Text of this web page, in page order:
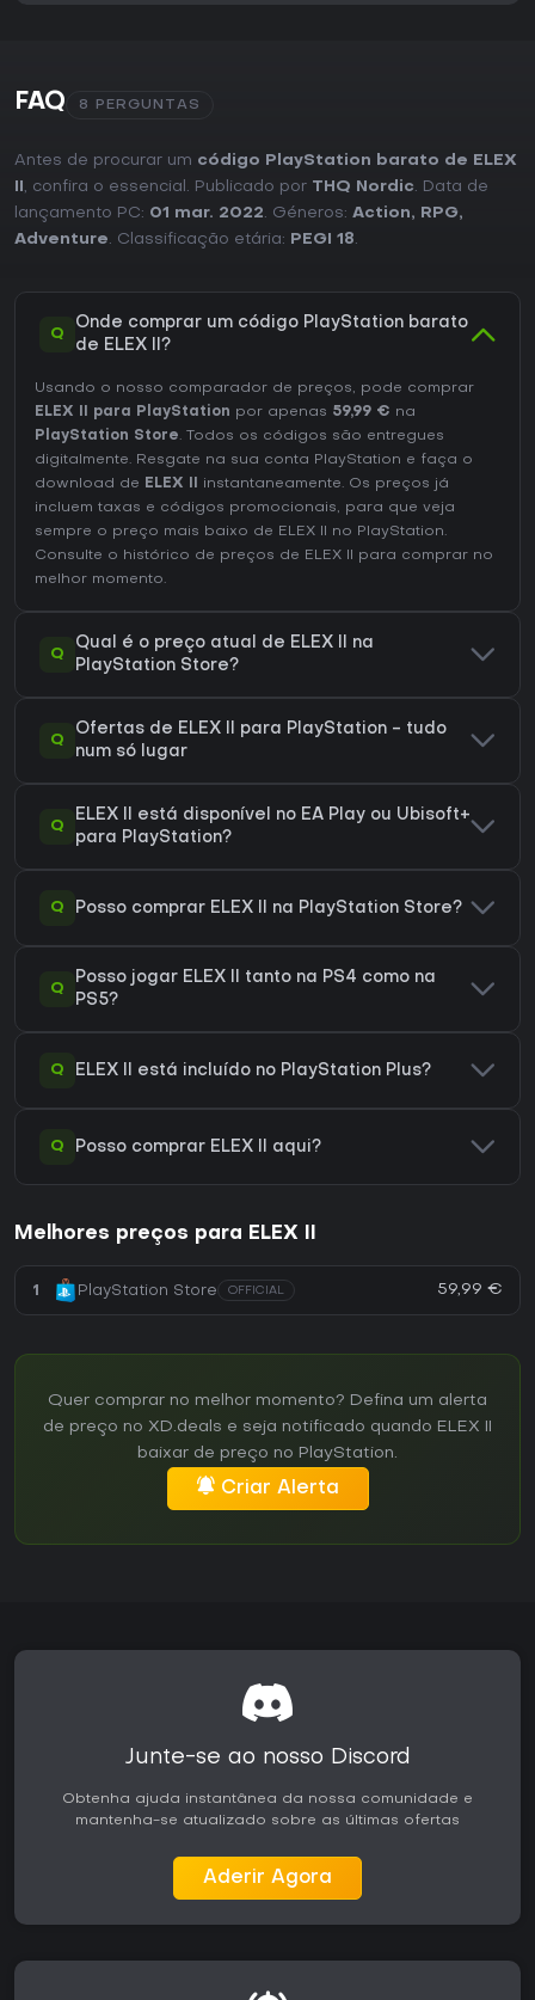
ao design reativo do mundo. A disponibilidade no PS5
facilita o acesso para quem busca esse tipo de RPG single-
FAQ 8 PERGUNTAS
Antes de procurar um código PlayStation barato de ELEX
, confira o essencial. Publicado por THQ Nordic. Data de
lançamento PC: 01 mar. 2022. Géneros: Action, RPG,
Adventure. Classificação etária: PEGI 18.
Q
Onde comprar um código PlayStation barato
de ELEX II?
Usando o nosso comparador de preços, pode comprar
ELEX II para PlayStation por apenas 59,99 € na
PlayStation Store. Todos os códigos são entregues
digitalmente. Resgate na sua conta PlayStation e faça o
download de ELEX II instantaneamente. Os preços já
incluem taxas e códigos promocionais, para que veja
sempre o preço mais baixo de ELEX II no PlayStation.
Consulte o histórico de preços de ELEX II para comprar no
melhor momento.
Q
Qual é o preço atual de ELEX II na
PlayStation Store?
Q
Ofertas de ELEX II para PlayStation - tudo
num só lugar
Q
ELEX II está disponível no EA Play ou Ubisoft+
para PlayStation?
Q Posso comprar ELEX II na PlayStation Store?
Q
Posso jogar ELEX II tanto na PS4 como na
PS5?
Q ELEX II está incluído no PlayStation Plus?
Q Posso comprar ELEX II aqui?
Melhores preços para ELEX II
1 PlayStation Store OFFICIAL 59,99 €
Quer comprar no melhor momento? Defina um alerta
de preço no XD.deals e seja notificado quando ELEX II
baixar de preço no PlayStation.
Criar Alerta
Junte-se ao nosso Discord
Obtenha ajuda instantânea da nossa comunidade e
mantenha-se atualizado sobre as últimas ofertas
Aderir Agora